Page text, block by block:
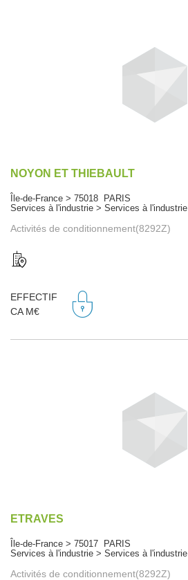
NOYON ET THIEBAULT
Île-de-France > 75018 PARIS
Services à l'industrie > Services à l'industrie
Activités de conditionnement(8292Z)
EFFECTIF
CA M€
ETRAVES
Île-de-France > 75017 PARIS
Services à l'industrie > Services à l'industrie
Activités de conditionnement(8292Z)